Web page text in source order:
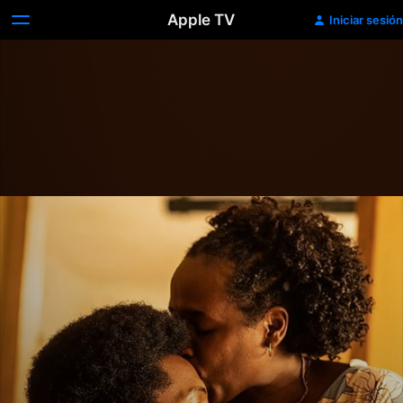
Apple TV Iniciar sesión